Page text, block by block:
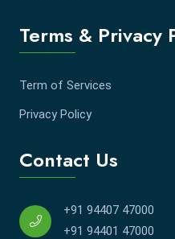
Terms & Privacy
Term of Services
Privacy Policy
Contact Us
+91 94407 47000
+91 94401 47000